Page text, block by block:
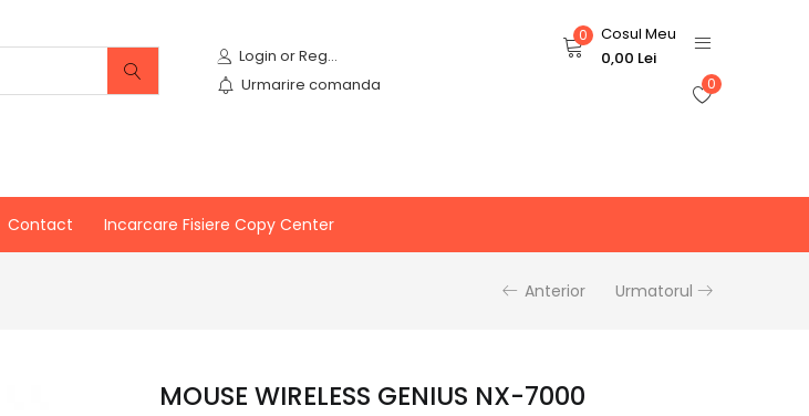
Login or Register
Urmarire comanda
0
Cosul Meu
0,00 Lei
0
Contact Incarcare Fisiere Copy Center
Anterior Urmatorul
MOUSE WIRELESS GENIUS NX-7000